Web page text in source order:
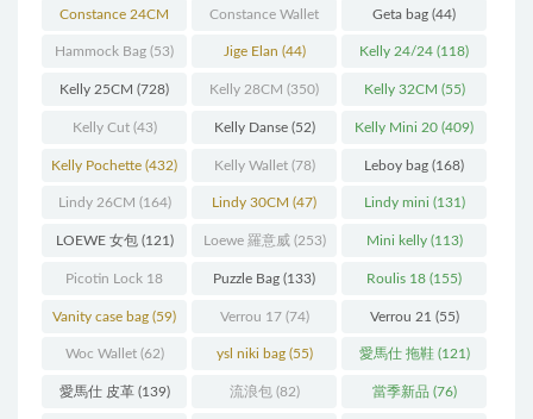
(93) (571)
Constance 24CM
(216)
Constance Wallet
(60)
Geta bag (44)
Hammock Bag (53) Jige Elan (44) Kelly 24/24 (118)
Kelly 25CM (728) Kelly 28CM (350) Kelly 32CM (55)
Kelly Cut(43) Kelly Danse(52) Kelly Mini 20 (409)
Kelly Pochette (432) Kelly Wallet(78) Leboy bag (168)
Lindy 26CM (164) Lindy 30CM (47) Lindy mini (131)
LOEWE 女包(121) Loewe 羅意威(253) Mini kelly(113)
Picotin Lock 18
(202)
Puzzle Bag (133) Roulis 18 (155)
Vanity case bag (59) Verrou 17(74) Verrou 21 (55)
Woc Wallet(62) ysl niki bag(55) 愛馬仕 拖鞋(121)
愛馬仕 皮革(139) 流浪包(82) 當季新品 (76)